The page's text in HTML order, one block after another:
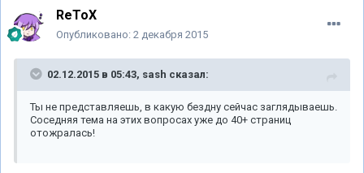
ReToX
Опубликовано: 2 декабря 2015
02.12.2015 в 05:43, sash сказал:
Ты не представляешь, в какую бездну сейчас заглядываешь.
Соседняя тема на этих вопросах уже до 40+ страниц
отожралась!